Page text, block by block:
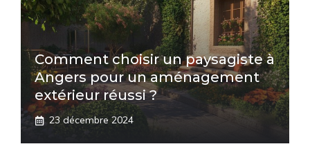
Comment choisir un paysagiste à
Angers pour un aménagement
extérieur réussi ?
23 décembre 2024